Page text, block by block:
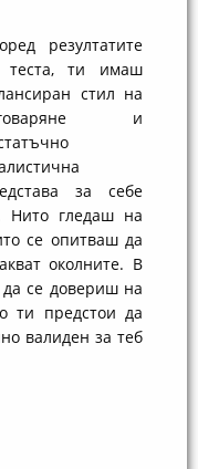
резултатите
теста, ти имаш
стил на
и
за себе
Нито гледаш на
се опитваш да
околните. В
се довериш на
ти предстои да
валиден за теб